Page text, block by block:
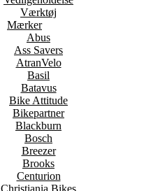
Værktøj
Mærker
Abus
Ass Savers
AtranVelo
Basil
Batavus
Bike Attitude
Bikepartner
Blackburn
Bosch
Breezer
Brooks
Centurion
Christiania Bikes